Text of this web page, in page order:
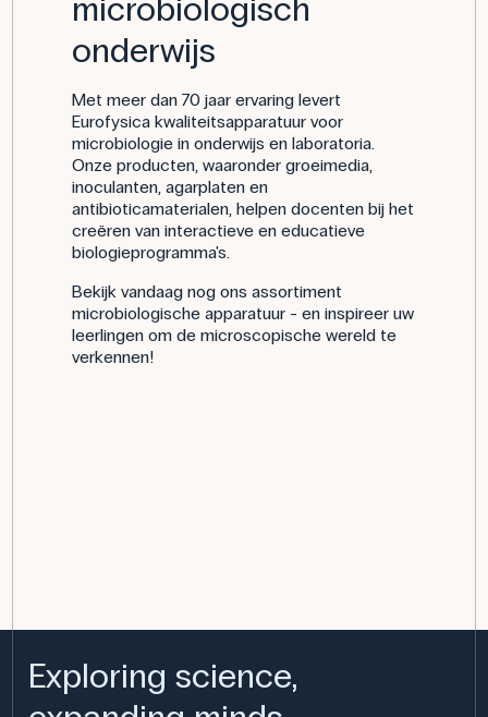
microbiologisch
onderwijs
Met meer dan 70 jaar ervaring levert
Eurofysica kwaliteitsapparatuur voor
microbiologie in onderwijs en laboratoria.
Onze producten, waaronder groeimedia,
inoculanten, agarplaten en
antibioticamaterialen, helpen docenten bij het
creëren van interactieve en educatieve
biologieprogramma's.
Bekijk vandaag nog ons assortiment
microbiologische apparatuur - en inspireer uw
leerlingen om de microscopische wereld te
verkennen!
Exploring science,